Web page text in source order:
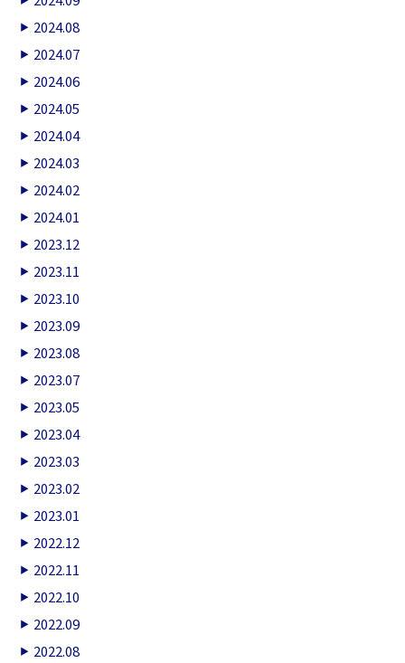
2024.08
2024.07
2024.06
2024.05
2024.04
2024.03
2024.02
2024.01
2023.12
2023.11
2023.10
2023.09
2023.08
2023.07
2023.05
2023.04
2023.03
2023.02
2023.01
2022.12
2022.11
2022.10
2022.09
2022.08